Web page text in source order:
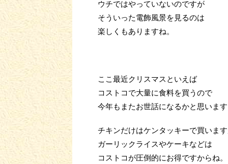
ウチではやっていないのですが
そういった電飾風景を見るのは
楽しくもありますね。
ここ最近クリスマスといえば
コストコで大量に食料を買うので
今年もまたお世話になるかと思いま
チキンだけはケンタッキーで買いま
ガーリックライスやケーキなどは
コストコが圧倒的にお得ですからね。